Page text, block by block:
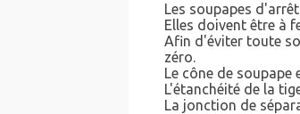
Les soupapes
Elles doivent être à
Afin d'éviter toute
zéro.
Le cône de
L'étanchéité de la
La jonction de